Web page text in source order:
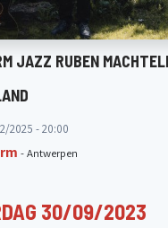
JAZZ RUBEN
2025 - 20:00
- Antwerpen
30/09/2023